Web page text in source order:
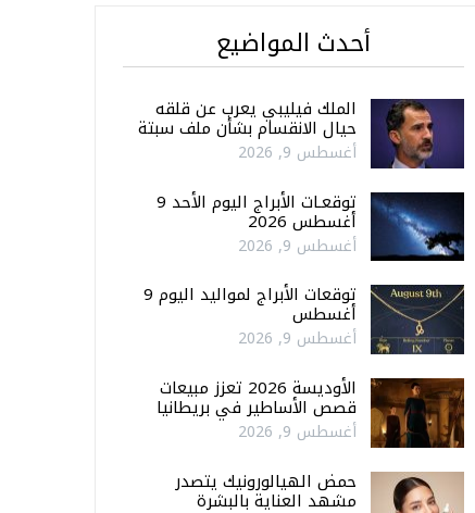
أحدث المواضيع
الملك فيليبي يعرب عن قلقه
حيال الانقسام بشأن ملف سبتة
أغسطس 9, 2026
توقعـات الأبراج اليوم الأحد 9
أغسطس 2026
أغسطس 9, 2026
توقعات الأبراج لمواليد اليوم 9
أغسطس
أغسطس 9, 2026
الأوديسة 2026 تعزز مبيعات
قصص الأساطير في بريطانيا
أغسطس 9, 2026
حمض الهيالورونيك يتصدر
مشهد العناية بالبشرة